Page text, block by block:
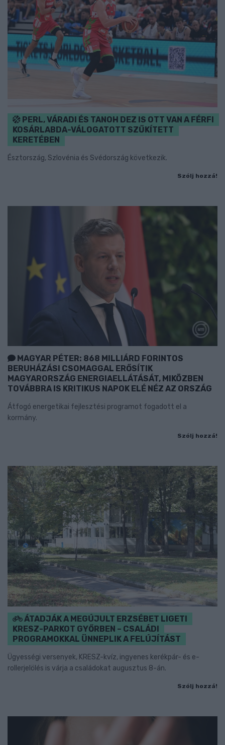
PERL, VÁRADI ÉS TANOH DEZ IS OTT VAN A FÉRFI
KOSÁRLABDA-VÁLOGATOTT SZŰKÍTETT
KERETÉBEN
Észtország, Szlovénia és Svédország következik.
Szólj hozzá!
MAGYAR PÉTER: 868 MILLIÁRD FORINTOS
BERUHÁZÁSI CSOMAGGAL ERŐSÍTIK
MAGYARORSZÁG ENERGIAELLÁTÁSÁT, MIKÖZBEN
TOVÁBBRA IS KRITIKUS NAPOK ELÉ NÉZ AZ ORSZÁG
Átfogó energetikai fejlesztési programot fogadott el a
kormány.
Szólj hozzá!
ÁTADJÁK A MEGÚJULT ERZSÉBET LIGETI
KRESZ-PARKOT GYŐRBEN – CSALÁDI
PROGRAMOKKAL ÜNNEPLIK A FELÚJÍTÁST
Ügyességi versenyek, KRESZ-kvíz, ingyenes kerékpár- és e-
rollerjelölés is várja a családokat augusztus 8-án.
Szólj hozzá!